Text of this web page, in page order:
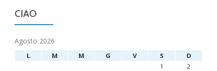
CIAO
Agosto 2026
L M M G V S
D
1
2